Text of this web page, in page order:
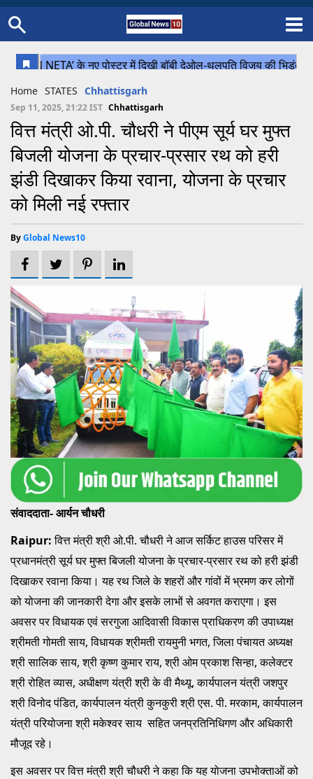
Uttar Pradesh
Chhattisgarh
Bihar
Uttrakhand
Cricket
Football
Home STATES Chhattisgarh
Sep 11, 2025, 21:22 IST Chhattisgarh
वित्त मंत्री ओ.पी. चौधरी ने पीएम सूर्य घर मुफ्त
बिजली योजना के प्रचार-प्रसार रथ को हरी
झंडी दिखाकर किया रवाना, योजना के प्रचार
को मिली नई रफ्तार
ByGlobal News10
संवाददाता- आर्यन चौधरी
Raipur:वित्त मंत्री श्री ओ.पी. चौधरी ने आज सर्किट हाउस परिसर में
प्रधानमंत्री सूर्य घर मुफ्त बिजली योजना के प्रचार-प्रसार रथ को हरी झंडी
दिखाकर रवाना किया। यह रथ जिले के शहरों और गांवों में भ्रमण कर लोगों
को योजना की जानकारी देगा और इसके लाभों से अवगत कराएगा। इस
अवसर पर विधायक एवं सरगुजा आदिवासी विकास प्राधिकरण की उपाध्यक्ष
श्रीमती गोमती साय, विधायक श्रीमती रायमुनी भगत, जिला पंचायत अध्यक्ष
श्री सालिक साय, श्री कृष्ण कुमार राय, श्री ओम प्रकाश सिन्हा, कलेक्टर
श्री रोहित व्यास, अधीक्षण यंत्री श्री के वी मैथ्यू, कार्यपालन यंत्री जशपुर
श्री विनोद पंडित, कार्यपालन यंत्री कुनकुरी श्री एस. पी. मरकाम, कार्यपालन
यंत्री परियोजना श्री मकेश्वर साय सहित जनप्रतिनिधिगण और अधिकारी
मौजूद रहे।
इस अवसर पर वित्त मंत्री श्री चौधरी ने कहा कि यह योजना उपभोक्ताओं को